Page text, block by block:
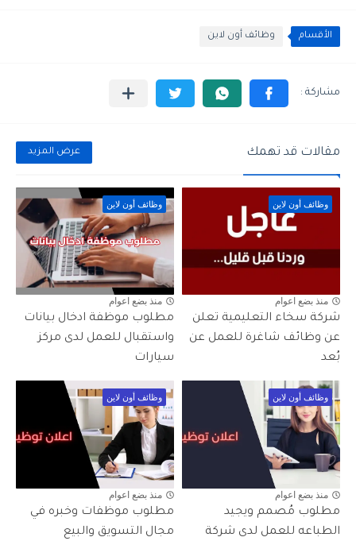
الأقسام وظائف أون لاين
مقالات قد تهمك عرض المزيد
وظائف أون لاين
منذ بضع اعوام
شركة سخاء التعليمية تعلن
عن وظائف شاغرة للعمل عن
بُعد
وظائف أون لاين
منذ بضع اعوام
مطلوب موظفة ادخال بيانات
واستقبال للعمل لدى مركز
سيارات
وظائف أون لاين
منذ بضع اعوام
مطلوب مُصمم ويجيد
الطباعه للعمل لدى شركة
وظائف أون لاين
منذ بضع اعوام
مطلوب موظفات وخبره في
مجال التسويق والبيع